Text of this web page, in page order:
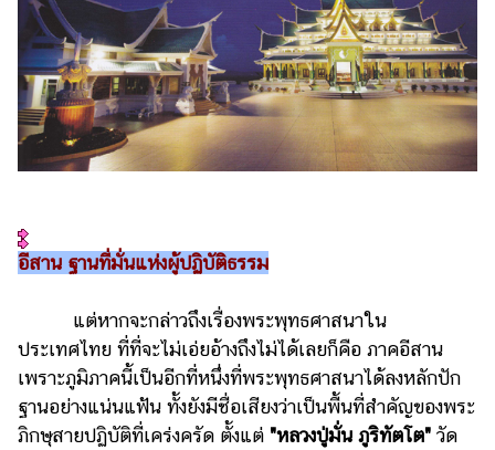
อีสาน ฐานที่มั่นแห่งผู้ปฏิบัติธรรม
แต่หากจะกล่าวถึงเรื่องพระพุทธศาสนาใน
ประเทศไทย ที่ที่จะไม่เอ่ยอ้างถึงไม่ได้เลยก็คือ ภาคอีสาน
เพราะภูมิภาคนี้เป็นอีกที่หนึ่งที่พระพุทธศาสนาได้ลงหลักปัก
ฐานอย่างแน่นแฟ้น ทั้งยังมีชื่อเสียงว่าเป็นพื้นที่สำคัญของพระ
ภิกษุสายปฏิบัติที่เคร่งครัด ตั้งแต่ "หลวงปู่มั่น ภูริทัตโต" วัด